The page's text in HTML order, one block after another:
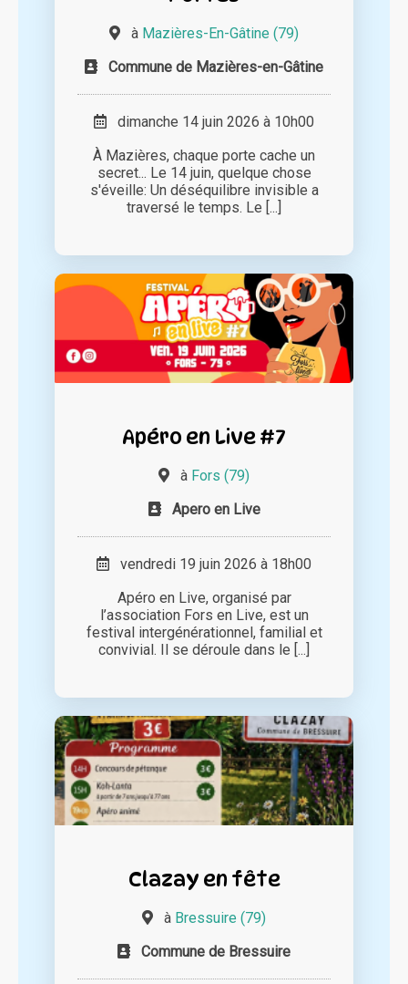
à Mazières-En-Gâtine (79)
Commune de Mazières-en-Gâtine
dimanche 14 juin 2026 à 10h00
À Mazières, chaque porte cache un
secret... Le 14 juin, quelque chose
s'éveille: Un déséquilibre invisible a
traversé le temps. Le [...]
Apéro en Live #7
à Fors (79)
Apero en Live
vendredi 19 juin 2026 à 18h00
Apéro en Live, organisé par
l’association Fors en Live, est un
festival intergénérationnel, familial et
convivial. Il se déroule dans le [...]
Clazay en fête
à Bressuire (79)
Commune de Bressuire